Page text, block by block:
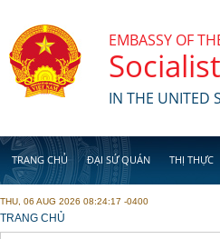
EMBASSY OF
IN THE UNITED
TRANG CHỦ ĐẠI SỨ QUÁN THỊ THỰC
THU, 06 AUG 2026 08:24:17 -0400
YOU ARE HERE
TRANG CHỦ